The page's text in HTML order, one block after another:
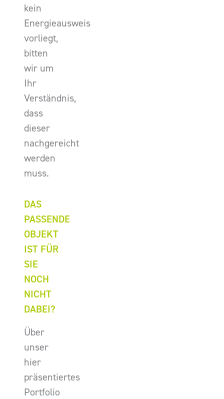
kein
Energieausweis
vorliegt,
bitten
wir um
Ihr
Verständnis,
dass
dieser
nachgereicht
werden
muss.
DAS
PASSENDE
OBJEKT
IST FÜR
SIE
NOCH
NICHT
DABEI?
Über
unser
hier
präsentiertes
Portfolio